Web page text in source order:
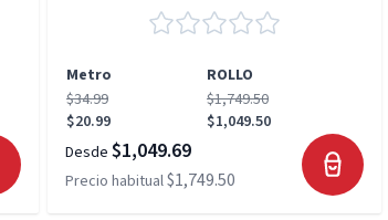
Metro
ROLLO
$34.99
$20.99
$1,749.50
$1,049.50
Desde $1,049.69
Precio habitual$1,749.50